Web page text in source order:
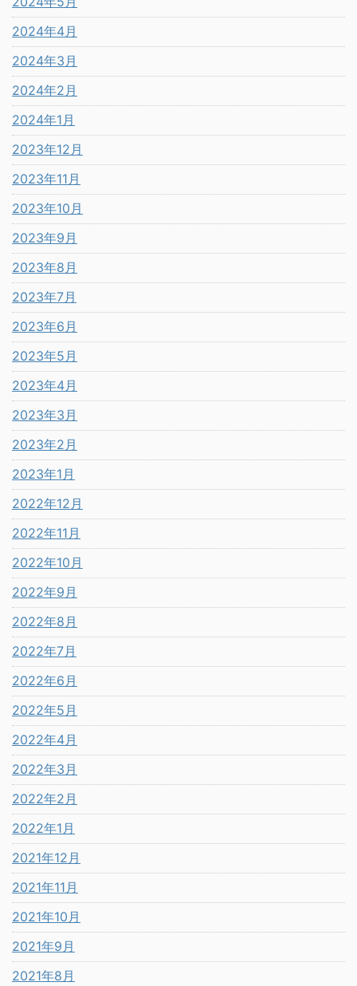
2024年4月
2024年3月
2024年2月
2024年1月
2023年12月
2023年11月
2023年10月
2023年9月
2023年8月
2023年7月
2023年6月
2023年5月
2023年4月
2023年3月
2023年2月
2023年1月
2022年12月
2022年11月
2022年10月
2022年9月
2022年8月
2022年7月
2022年6月
2022年5月
2022年4月
2022年3月
2022年2月
2022年1月
2021年12月
2021年11月
2021年10月
2021年9月
2021年8月